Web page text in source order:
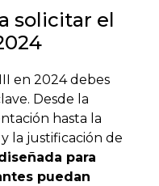
solicitar el
en 2024 debes
Desde la
hasta la
la justificación de
para
puedan